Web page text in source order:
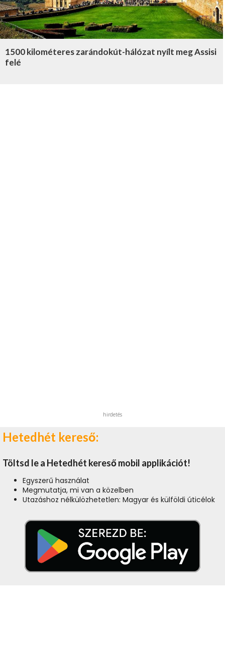
1500 kilométeres zarándokút-hálózat nyílt meg Assisi
felé
hirdetés
Hetedhét kereső:
Töltsd le a Hetedhét kereső mobil applikációt!
Egyszerű használat
Megmutatja, mi van a közelben
Utazáshoz nélkülözhetetlen: Magyar és külföldi úticélok